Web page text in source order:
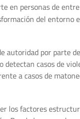
en personas de
del entorno
autoridad por parte
detectan casos de
a casos de
los factores